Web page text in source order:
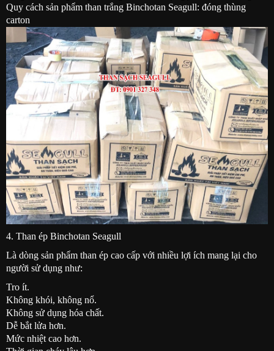
Quy cách sản phẩm than trắng Binchotan Seagull: đóng thùng
carton
4. Than ép Binchotan Seagull
Là dòng sản phẩm than ép cao cấp với nhiều lợi ích mang lại cho
người sử dụng như:
Tro ít.
Không khói, không nổ.
Không sử dụng hóa chất.
Dễ bắt lửa hơn.
Mức nhiệt cao hơn.